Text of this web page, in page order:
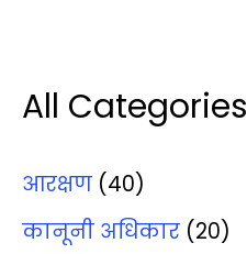
All Categories
आरक्षण (40)
कानूनी अधिकार (20)